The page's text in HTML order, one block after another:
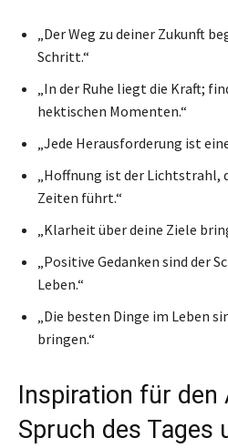
„Der Weg zu deiner Zukunft
Schritt.“
„In der Ruhe liegt die Kraft;
hektischen Momenten.“
„Jede Herausforderung ist
„Hoffnung ist der Lichtstrahl,
Zeiten führt.“
„Klarheit über deine Ziele
„Positive Gedanken sind der
Leben.“
„Die besten Dinge im Leben
bringen.“
Inspiration für den
Spruch des Tages